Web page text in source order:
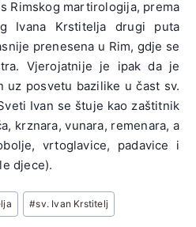
Rimskog martirologija, prema
Ivana Krstitelja drugi puta
prenesena u Rim, gdje se
Vjerojatnije je ipak da je
uz posvetu bazilike u čast sv.
Ivan se štuje kao zaštitnik
krznara, vunara, remenara, a
vrtoglavice, padavice i
djece).
#sv. Ivan Krstitelj